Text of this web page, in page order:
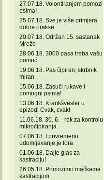
27.07.18. Volontiranjem pomozi
psima!
25.07.18. Sve je više primjera
dobre prakse
20.07.18. Održan 15. sastanak
Mreže
28.06.18. 3000 pasa treba vašu
pomoć
19.06.18. Pas čipiran, skrbnik
miran
15.06.18. Zasuči rukave i
pomogni psima!
13.06.18. Krankšvester u
epizodi Cvak, cvak!
11.06.18. 30. 6. - rok za kontrolu
mikročipiranja
07.06.18. I privremeno
udomljavanje je fora
01.06.18. Dajte glas za
kastraciju!
26.05.18. Pomozimo mačkama
kastracijom